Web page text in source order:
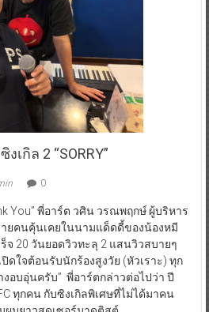
เกิล 2 “SORRY”
0
You” พี่อาร์ต วศิน วรณพฤกษ์ ผู้บริหาร
ยคนคุ้นเคยในนามแด็ดดี้ของน้องหมี
จ 20 วันยอดวิวทะลุ 2 แสนวิวสบายๆ
ดใจต้อนรับนักร้องสูงวัย (หัวเราะ) ทุก
อบอุ่นครับ” พี่อาร์ตกล่าวต่อไปว่า ปี
ทุกคน กับซิงเกิลพิเศษที่ไม่ได้มาคน